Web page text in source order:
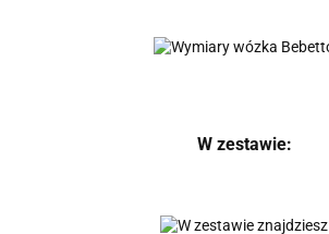
W zestawie: